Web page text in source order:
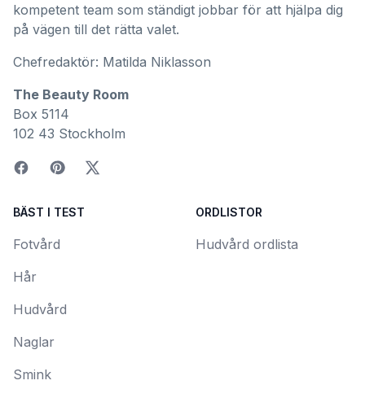
kompetent team som ständigt jobbar för att hjälpa dig
på vägen till det rätta valet.
Chefredaktör: Matilda Niklasson
The Beauty Room
Box 5114
102 43 Stockholm
BÄST I TEST
Fotvård
Hår
Hudvård
Naglar
Smink
ORDLISTOR
Hudvård ordlista